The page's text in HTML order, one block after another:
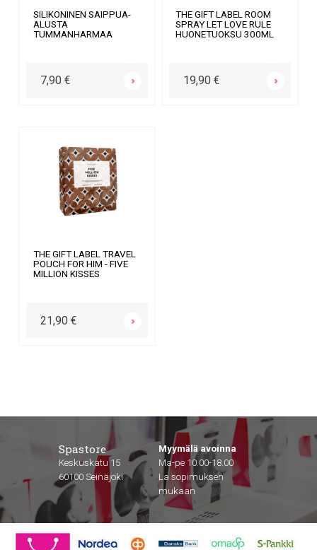
SILIKONINEN SAIPPUA-
ALUSTA
TUMMANHARMAA
7,90 €
THE GIFT LABEL ROOM
SPRAY LET LOVE RULE
HUONETUOKSU 300ML
19,90 €
THE GIFT LABEL TRAVEL
POUCH FOR HIM - FIVE
MILLION KISSES
21,90 €
Spastore
Keskuskatu 15
60100 Seinäjoki
Myymälä avoinna
Ma-pe 10.00-18.00
La sopimuksen
mukaan